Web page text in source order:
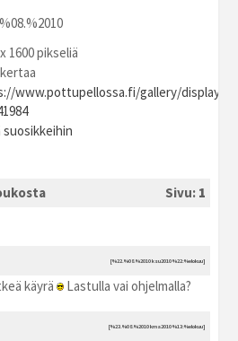
1600 pikseliä
www.pottupellossa.fi/gallery/
suosikkeihin
Sivu: 1
[%22.%08.%2010 ksu2010 %22:%elokuu]
käyrä Lastulla vai ohjelmalla?
[%23.%08.%2010 kma2010 %13:%elokuu]